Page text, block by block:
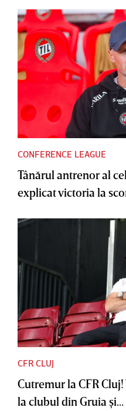
CONFERENCE LEAGUE
Tânărul antrenor al
explicat victoria la
CFR CLUJ
Cutremur la CFR
la clubul din Gruia şi...